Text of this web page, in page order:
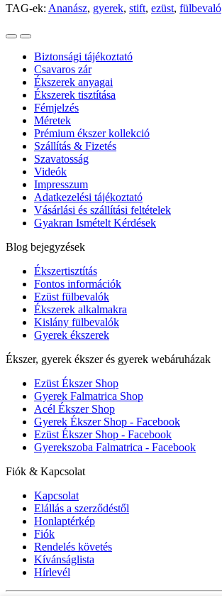
TAG-ek: Ananász, gyerek, stift, ezüst, fülbevaló
Biztonsági tájékoztató
Csavaros zár
Ékszerek anyagai
Ékszerek tisztítása
Fémjelzés
Méretek
Prémium ékszer kollekció
Szállítás & Fizetés
Szavatosság
Videók
Impresszum
Adatkezelési tájékoztató
Vásárlási és szállítási feltételek
Gyakran Ismételt Kérdések
Blog bejegyzések
Ékszertisztítás
Fontos információk
Ezüst fülbevalók
Ékszerek alkalmakra
Kislány fülbevalók
Gyerek ékszerek
Ékszer, gyerek ékszer és gyerek webáruházak
Ezüst Ékszer Shop
Gyerek Falmatrica Shop
Acél Ékszer Shop
Gyerek Ékszer Shop - Facebook
Ezüst Ékszer Shop - Facebook
Gyerekszoba Falmatrica - Facebook
Fiók & Kapcsolat
Kapcsolat
Elállás a szerződéstől
Honlaptérkép
Fiók
Rendelés követés
Kívánságlista
Hírlevél